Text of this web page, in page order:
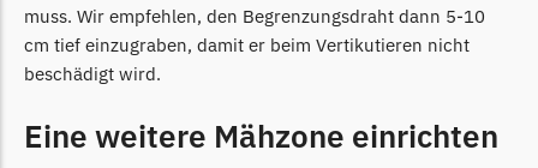
muss. Wir empfehlen, den Begrenzungsdraht dann 5-10
cm tief einzugraben, damit er beim Vertikutieren nicht
beschädigt wird.
Eine weitere Mähzone einrichten